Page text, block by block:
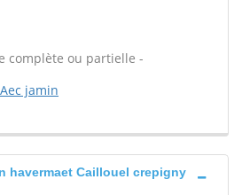
complète ou partielle -
Aec jamin
havermaet Caillouel crepigny